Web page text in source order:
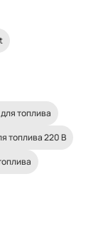
топлива
топлива 220 В